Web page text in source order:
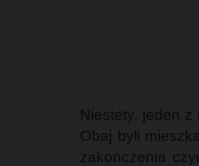
Niestety, jeden z
Obaj byli
zakończenia